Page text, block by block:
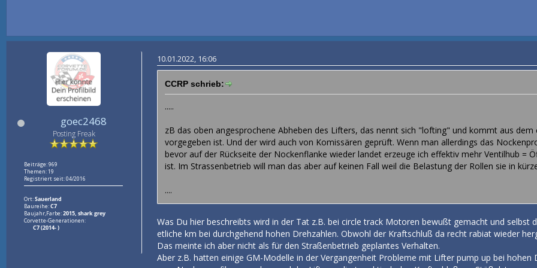
goec2468
Posting Freak
Beiträge: 969
Themen: 19
Registriert seit: 04/2016
Ort:Sauerland
Baureihe:C7
Baujahr,Farbe:2015, shark grey
Corvette-Generationen:
C7 (2014- )
10.01.2022, 16:06
CCRP schrieb:
.....
zB das oben angesprochene Abheben des Lifters, das nennt sich "lofting" und kommt aus
vorgegeben ist. Und der wird auch von Komissären geprüft. Wenn man allerdings das
bevor auf der Rückseite der Nockenflanke wieder landet erzeuge ich effektiv mehr Ventilhub =
ist. Im Strassenbetrieb will man das aber auf keinen Fall weil die Belastung der Rollen sie in
....
Was Du hier beschreibts wird in der Tat z.B. bei circle track Motoren bewußt gemacht und selbst
etliche km bei durchgehend hohen Drehzahlen. Obwohl der Kraftschluß da recht rabiat wieder
Das meinte ich aber nicht als für den Straßenbetrieb geplantes Verhalten.
Aber z.B. hatten einige GM-Modelle in der Vergangenheit Probleme mit Lifter pump up bei